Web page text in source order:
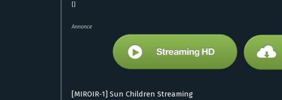
Annonce
[MIROIR-1] Sun Children Streaming